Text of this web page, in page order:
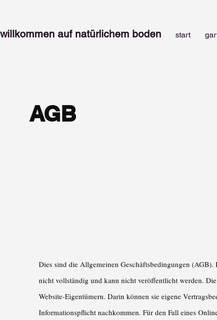
start
willkommen auf natürlichem boden
AGB
Dies sind die Allgemeinen Geschäftsbedingungen
nicht vollständig und kann nicht veröffentlicht werden.
Website-Eigentümern. Darin können sie eigene
Informationspflicht nachkommen. Für den Fall eines